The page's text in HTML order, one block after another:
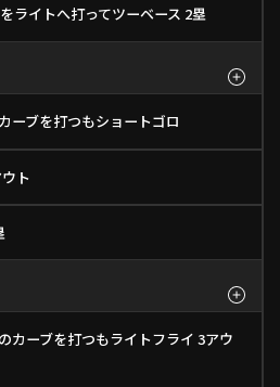
ライトへ打ってツーベース 2塁
ーブを打つもショートゴロ
ト
カーブを打つもライトフライ 3アウ